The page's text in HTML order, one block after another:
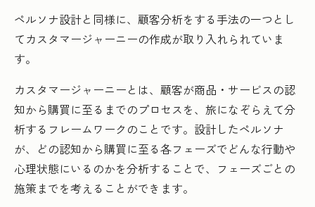
ペルソナ設計と同様に、顧客分析をする手法の一つとし
てカスタマージャーニーの作成が取り入れられていま
す。
カスタマージャーニーとは、顧客が商品・サービスの認
知から購買に至るまでのプロセスを、旅になぞらえて分
析するフレームワークのことです。設計したペルソナ
が、どの認知から購買に至る各フェーズでどんな行動や
心理状態にいるのかを分析することで、フェーズごとの
施策までを考えることができます。